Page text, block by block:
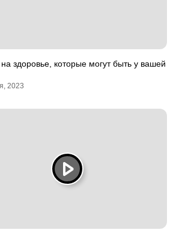
здоровье, которые могут быть у вашей
2023